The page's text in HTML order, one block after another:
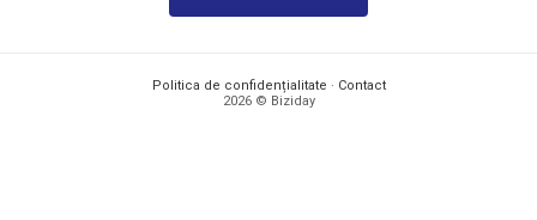
Politica de confidențialitate · Contact
2026 © Biziday